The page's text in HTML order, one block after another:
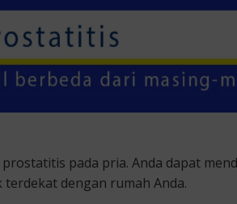
pada pria. Anda dapat
dengan rumah Anda.